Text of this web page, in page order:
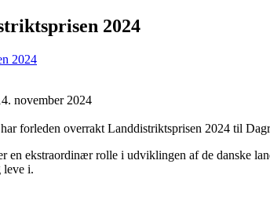
2024
2024
november 2024
forleden overrakt Landdistriktsprisen 2024 til
en ekstraordinær rolle i udviklingen af de danske
leve i.